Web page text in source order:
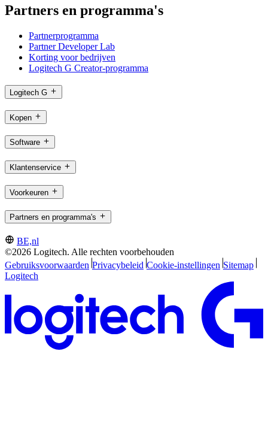
Partners en programma's
Partnerprogramma
Partner Developer Lab
Korting voor bedrijven
Logitech G Creator-programma
Logitech G
Kopen
Software
Klantenservice
Voorkeuren
Partners en programma's
BE,nl
©2026 Logitech. Alle rechten voorbehouden
Gebruiksvoorwaarden Privacybeleid Cookie-instellingen Sitemap
Logitech